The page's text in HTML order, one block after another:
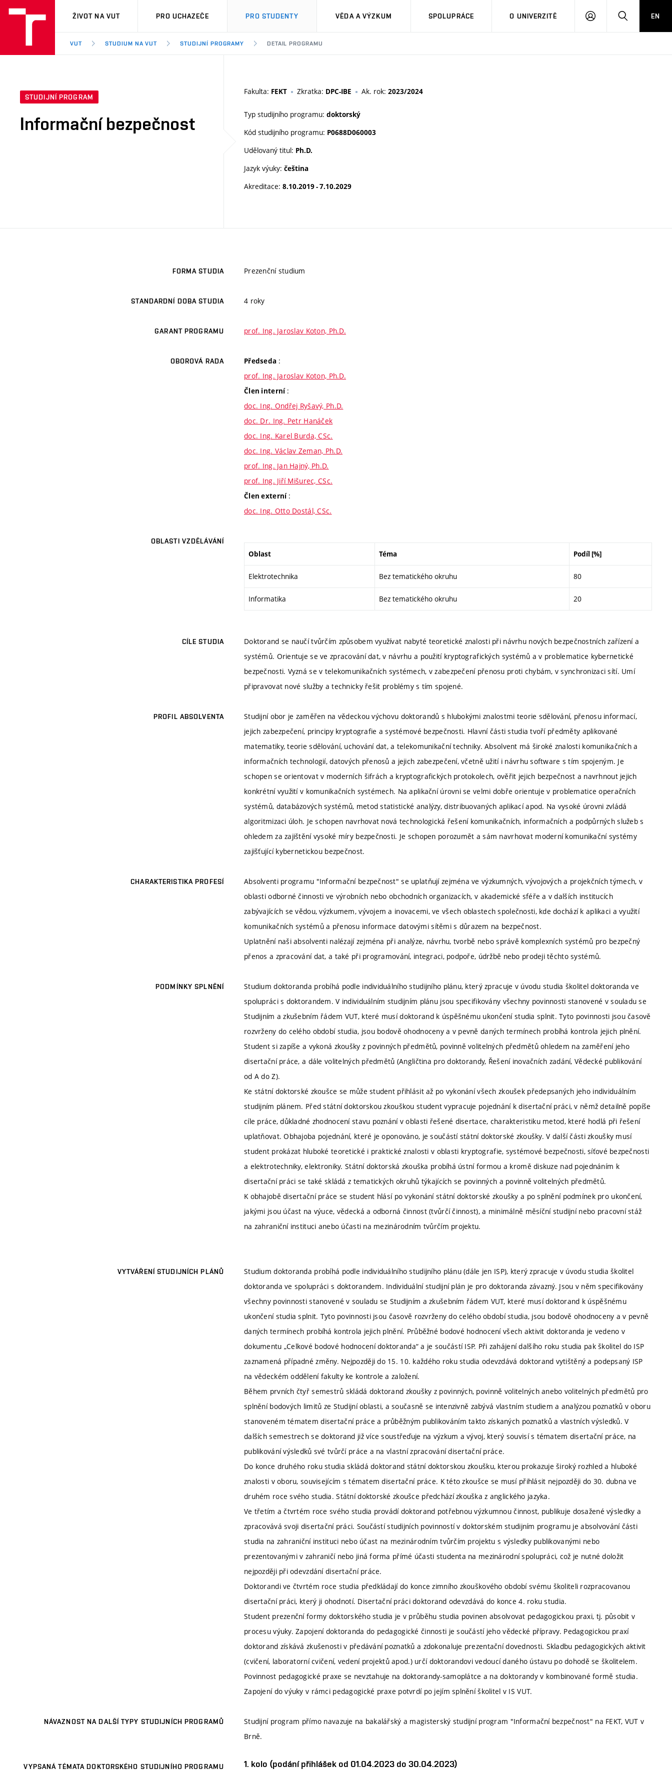
VUT
ŽIVOT NA VUT PRO UCHAZEČE PRO STUDENTY VĚDA A VÝZKUM SPOLUPRÁCE O UNIVERZITĚ
PŘIHLÁSIT HLEDATEN
VUT STUDIUM NA VUT STUDIJNÍ PROGRAMY DETAIL PROGRAMU
STUDIJNÍ PROGRAM
Informační bezpečnost
Fakulta: FEKT Zkratka: DPC-IBE Ak. rok: 2023/2024
Typ studijního programu: doktorský
Kód studijního programu: P0688D060003
Udělovaný titul: Ph.D.
Jazyk výuky: čeština
Akreditace: 8.10.2019 - 7.10.2029
FORMA STUDIA Prezenční studium
STANDARDNÍ DOBA STUDIA 4 roky
GARANT PROGRAMU prof. Ing. Jaroslav Koton, Ph.D.
OBOROVÁ RADA Předseda :
prof. Ing. Jaroslav Koton, Ph.D.
Člen interní :
doc. Ing. Ondřej Ryšavý, Ph.D.
doc. Dr. Ing. Petr Hanáček
doc. Ing. Karel Burda, CSc.
doc. Ing. Václav Zeman, Ph.D.
prof. Ing. Jan Hajný, Ph.D.
prof. Ing. Jiří Mišurec, CSc.
Člen externí :
doc. Ing. Otto Dostál, CSc.
OBLASTI VZDĚLÁVÁNÍ
Oblast Téma Podíl [%]
Elektrotechnika Bez tematického okruhu 80
Informatika Bez tematického okruhu 20
CÍLE STUDIA
Doktorand se naučí tvůrčím způsobem využívat nabyté teoretické znalosti při návrhu nových bezpečnostních zařízení a
systémů. Orientuje se ve zpracování dat, v návrhu a použití kryptografických systémů a v problematice kybernetické
bezpečnosti. Vyzná se v telekomunikačních systémech, v zabezpečení přenosu proti chybám, v synchronizaci sítí. Umí
připravovat nové služby a technicky řešit problémy s tím spojené.
PROFIL ABSOLVENTA
Studijní obor je zaměřen na vědeckou výchovu doktorandů s hlubokými znalostmi teorie sdělování, přenosu informací,
jejich zabezpečení, principy kryptografie a systémové bezpečnosti. Hlavní části studia tvoří předměty aplikované
matematiky, teorie sdělování, uchování dat, a telekomunikační techniky. Absolvent má široké znalosti komunikačních a
informačních technologií, datových přenosů a jejich zabezpečení, včetně užití i návrhu software s tím spojeným. Je
schopen se orientovat v moderních šifrách a kryptografických protokolech, ověřit jejich bezpečnost a navrhnout jejich
konkrétní využití v komunikačních systémech. Na aplikační úrovni se velmi dobře orientuje v problematice operačních
systémů, databázových systémů, metod statistické analýzy, distribuovaných aplikací apod. Na vysoké úrovni zvládá
algoritmizaci úloh. Je schopen navrhovat nová technologická řešení komunikačních, informačních a podpůrných služeb s
ohledem za zajištění vysoké míry bezpečnosti. Je schopen porozumět a sám navrhovat moderní komunikační systémy
zajišťující kybernetickou bezpečnost.
CHARAKTERISTIKA PROFESÍ
Absolventi programu "Informační bezpečnost" se uplatňují zejména ve výzkumných, vývojových a projekčních týmech, v
oblasti odborné činnosti ve výrobních nebo obchodních organizacích, v akademické sféře a v dalších institucích
zabývajících se vědou, výzkumem, vývojem a inovacemi, ve všech oblastech společnosti, kde dochází k aplikaci a využití
komunikačních systémů a přenosu informace datovými sítěmi s důrazem na bezpečnost.
Uplatnění naši absolventi nalézají zejména při analýze, návrhu, tvorbě nebo správě komplexních systémů pro bezpečný
přenos a zpracování dat, a také při programování, integraci, podpoře, údržbě nebo prodeji těchto systémů.
PODMÍNKY SPLNĚNÍ
Studium doktoranda probíhá podle individuálního studijního plánu, který zpracuje v úvodu studia školitel doktoranda ve
spolupráci s doktorandem. V individuálním studijním plánu jsou specifikovány všechny povinnosti stanovené v souladu se
Studijním a zkušebním řádem VUT, které musí doktorand k úspěšnému ukončení studia splnit. Tyto povinnosti jsou časově
rozvrženy do celého období studia, jsou bodově ohodnoceny a v pevně daných termínech probíhá kontrola jejich plnění.
Student si zapíše a vykoná zkoušky z povinných předmětů, povinně volitelných předmětů ohledem na zaměření jeho
disertační práce, a dále volitelných předmětů (Angličtina pro doktorandy, Řešení inovačních zadání, Vědecké publikování
od A do Z).
Ke státní doktorské zkoušce se může student přihlásit až po vykonání všech zkoušek předepsaných jeho individuálním
studijním plánem. Před státní doktorskou zkouškou student vypracuje pojednání k disertační práci, v němž detailně popíše
cíle práce, důkladné zhodnocení stavu poznání v oblasti řešené disertace, charakteristiku metod, které hodlá při řešení
uplatňovat. Obhajoba pojednání, které je oponováno, je součástí státní doktorské zkoušky. V další části zkoušky musí
student prokázat hluboké teoretické i praktické znalosti v oblasti kryptografie, systémové bezpečnosti, síťové bezpečnosti
a elektrotechniky, elektroniky. Státní doktorská zkouška probíhá ústní formou a kromě diskuze nad pojednáním k
disertační práci se také skládá z tematických okruhů týkajících se povinných a povinně volitelných předmětů.
K obhajobě disertační práce se student hlásí po vykonání státní doktorské zkoušky a po splnění podmínek pro ukončení,
jakými jsou účast na výuce, vědecká a odborná činnost (tvůrčí činnost), a minimálně měsíční studijní nebo pracovní stáž
na zahraniční instituci anebo účasti na mezinárodním tvůrčím projektu.
VYTVÁŘENÍ STUDIJNÍCH PLÁNŮ
Studium doktoranda probíhá podle individuálního studijního plánu (dále jen ISP), který zpracuje v úvodu studia školitel
doktoranda ve spolupráci s doktorandem. Individuální studijní plán je pro doktoranda závazný. Jsou v něm specifikovány
všechny povinnosti stanovené v souladu se Studijním a zkušebním řádem VUT, které musí doktorand k úspěšnému
ukončení studia splnit. Tyto povinnosti jsou časově rozvrženy do celého období studia, jsou bodově ohodnoceny a v pevně
daných termínech probíhá kontrola jejich plnění. Průběžné bodové hodnocení všech aktivit doktoranda je vedeno v
dokumentu „Celkové bodové hodnocení doktoranda“ a je součástí ISP. Při zahájení dalšího roku studia pak školitel do ISP
zaznamená případné změny. Nejpozději do 15. 10. každého roku studia odevzdává doktorand vytištěný a podepsaný ISP
na vědeckém oddělení fakulty ke kontrole a založení.
Během prvních čtyř semestrů skládá doktorand zkoušky z povinných, povinně volitelných anebo volitelných předmětů pro
splnění bodových limitů ze Studijní oblasti, a současně se intenzivně zabývá vlastním studiem a analýzou poznatků v oboru
stanoveném tématem disertační práce a průběžným publikováním takto získaných poznatků a vlastních výsledků. V
dalších semestrech se doktorand již více soustřeďuje na výzkum a vývoj, který souvisí s tématem disertační práce, na
publikování výsledků své tvůrčí práce a na vlastní zpracování disertační práce.
Do konce druhého roku studia skládá doktorand státní doktorskou zkoušku, kterou prokazuje široký rozhled a hluboké
znalosti v oboru, souvisejícím s tématem disertační práce. K této zkoušce se musí přihlásit nejpozději do 30. dubna ve
druhém roce svého studia. Státní doktorské zkoušce předchází zkouška z anglického jazyka.
Ve třetím a čtvrtém roce svého studia provádí doktorand potřebnou výzkumnou činnost, publikuje dosažené výsledky a
zpracovává svoji disertační práci. Součástí studijních povinností v doktorském studijním programu je absolvování části
studia na zahraniční instituci nebo účast na mezinárodním tvůrčím projektu s výsledky publikovanými nebo
prezentovanými v zahraničí nebo jiná forma přímé účasti studenta na mezinárodní spolupráci, což je nutné doložit
nejpozději při odevzdání disertační práce.
Doktorandi ve čtvrtém roce studia předkládají do konce zimního zkouškového období svému školiteli rozpracovanou
disertační práci, který ji ohodnotí. Disertační práci doktorand odevzdává do konce 4. roku studia.
Student prezenční formy doktorského studia je v průběhu studia povinen absolvovat pedagogickou praxi, tj. působit v
procesu výuky. Zapojení doktoranda do pedagogické činnosti je součástí jeho vědecké přípravy. Pedagogickou praxí
doktorand získává zkušenosti v předávání poznatků a zdokonaluje prezentační dovednosti. Skladbu pedagogických aktivit
(cvičení, laboratorní cvičení, vedení projektů apod.) určí doktorandovi vedoucí daného ústavu po dohodě se školitelem.
Povinnost pedagogické praxe se nevztahuje na doktorandy-samoplátce a na doktorandy v kombinované formě studia.
Zapojení do výuky v rámci pedagogické praxe potvrdí po jejím splnění školitel v IS VUT.
NÁVAZNOST NA DALŠÍ TYPY STUDIJNÍCH PROGRAMŮ
Studijní program přímo navazuje na bakalářský a magisterský studijní program "Informační bezpečnost" na FEKT, VUT v
Brně.
VYPSANÁ TÉMATA DOKTORSKÉHO STUDIJNÍHO PROGRAMU 1. kolo (podání přihlášek od 01.04.2023 do 30.04.2023)